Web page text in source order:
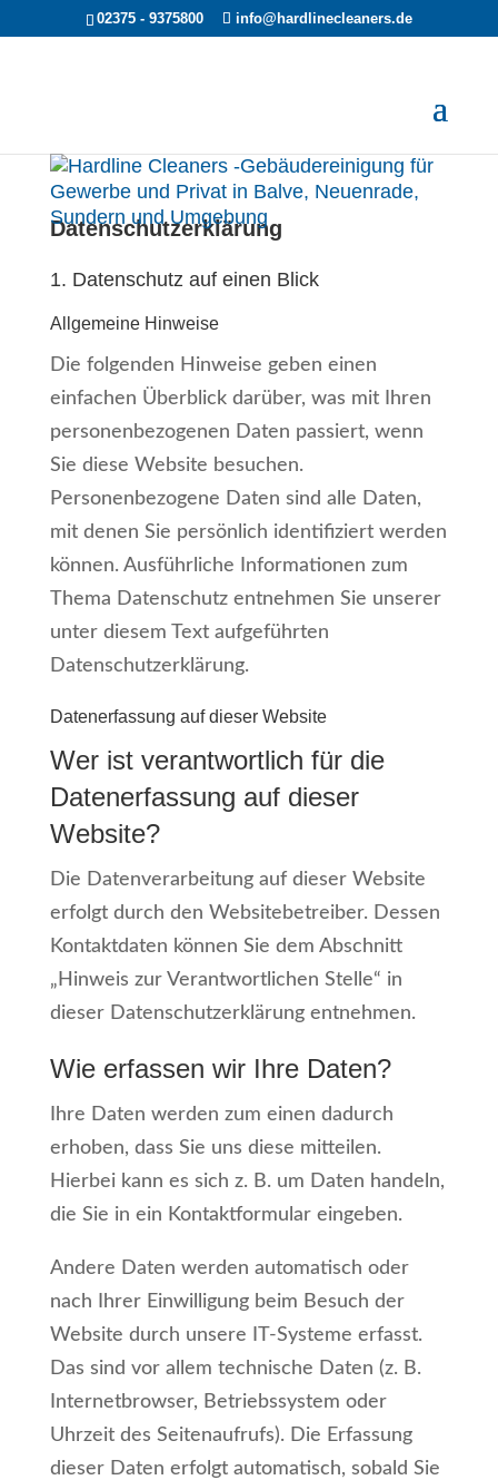
02375 - 9375800 info@hardlinecleaners.de
Datenschutz­erklärung
1. Datenschutz auf einen Blick
Allgemeine Hinweise
Die folgenden Hinweise geben einen
einfachen Überblick darüber, was mit Ihren
personenbezogenen Daten passiert, wenn
Sie diese Website besuchen.
Personenbezogene Daten sind alle Daten,
mit denen Sie persönlich identifiziert werden
können. Ausführliche Informationen zum
Thema Datenschutz entnehmen Sie unserer
unter diesem Text aufgeführten
Datenschutzerklärung.
Datenerfassung auf dieser Website
Wer ist verantwortlich für die
Datenerfassung auf dieser
Website?
Die Datenverarbeitung auf dieser Website
erfolgt durch den Websitebetreiber. Dessen
Kontaktdaten können Sie dem Abschnitt
„Hinweis zur Verantwortlichen Stelle“ in
dieser Datenschutzerklärung entnehmen.
Wie erfassen wir Ihre Daten?
Ihre Daten werden zum einen dadurch
erhoben, dass Sie uns diese mitteilen.
Hierbei kann es sich z. B. um Daten handeln,
die Sie in ein Kontaktformular eingeben.
Andere Daten werden automatisch oder
nach Ihrer Einwilligung beim Besuch der
Website durch unsere IT-Systeme erfasst.
Das sind vor allem technische Daten (z. B.
Internetbrowser, Betriebssystem oder
Uhrzeit des Seitenaufrufs). Die Erfassung
dieser Daten erfolgt automatisch, sobald Sie